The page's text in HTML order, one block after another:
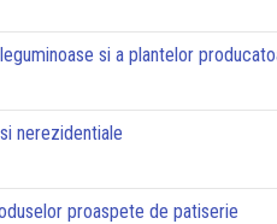
si a plantelor
nerezidentiale
proaspete de patiserie